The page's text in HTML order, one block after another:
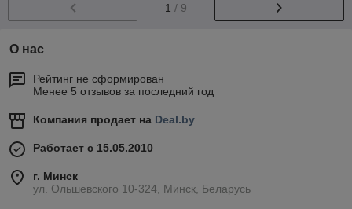
1 / 9
О нас
Рейтинг не сформирован
Менее 5 отзывов за последний год
Компания продает на Deal.by
Работает с 15.05.2010
г. Минск
ул. Ольшевского 10-324, Минск, Беларусь